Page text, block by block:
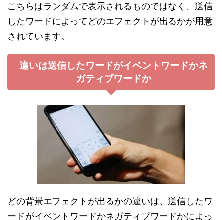
こちらはランダムで表示されるものではなく、送信
したワードによってどのエフェクトが出るかが用意
されています。
違いは送信したワードがイベントワードかネ
ガティブワードか
どの背景エフェクトが出るかの違いは、送信したワ
ードがイベントワードかネガティブワードかによっ